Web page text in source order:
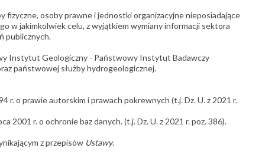
osoby prawne i jednostki organizacyjne nieposiadające
w jakimkolwiek celu, z wyjątkiem wymiany informacji sektora
publicznych.
Instytut Geologiczny - Państwowy Instytut Badawczy
państwowej służby hydrogeologicznej.
o prawie autorskim i prawach pokrewnych (t.j. Dz. U. z 2021 r.
2001 r. o ochronie baz danych. (t.j. Dz. U. z 2021 r. poz. 386).
z przepisów Ustawy.